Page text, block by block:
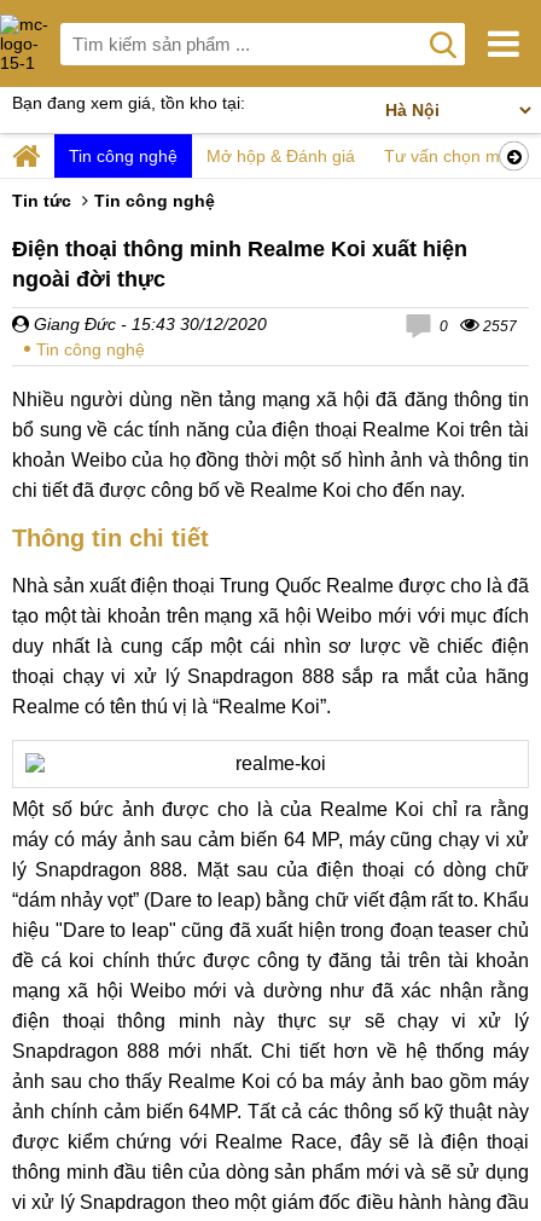
Bạn đang xem giá, tồn kho tại:
Tin công nghệ Mở hộp & Đánh giá Tư vấn chọn mua
Tin tức Tin công nghệ
Điện thoại thông minh Realme Koi xuất hiện
ngoài đời thực
Giang Đức - 15:43 30/12/2020
Tin công nghệ
0 2557
Nhiều người dùng nền tảng mạng xã hội đã đăng thông tin
bổ sung về các tính năng của điện thoại Realme Koi trên tài
khoản Weibo của họ đồng thời một số hình ảnh và thông tin
chi tiết đã được công bố về Realme Koi cho đến nay.
Thông tin chi tiết
Nhà sản xuất điện thoại Trung Quốc Realme được cho là đã
tạo một tài khoản trên mạng xã hội Weibo mới với mục đích
duy nhất là cung cấp một cái nhìn sơ lược về chiếc điện
thoại chạy vi xử lý Snapdragon 888 sắp ra mắt của hãng
Realme có tên thú vị là “Realme Koi”.
Một số bức ảnh được cho là của Realme Koi chỉ ra rằng
máy có máy ảnh sau cảm biến 64 MP, máy cũng chạy vi xử
lý Snapdragon 888. Mặt sau của điện thoại có dòng chữ
“dám nhảy vọt” (Dare to leap) bằng chữ viết đậm rất to. Khẩu
hiệu "Dare to leap" cũng đã xuất hiện trong đoạn teaser chủ
đề cá koi chính thức được công ty đăng tải trên tài khoản
mạng xã hội Weibo mới và dường như đã xác nhận rằng
điện thoại thông minh này thực sự sẽ chạy vi xử lý
Snapdragon 888 mới nhất. Chi tiết hơn về hệ thống máy
ảnh sau cho thấy Realme Koi có ba máy ảnh bao gồm máy
ảnh chính cảm biến 64MP. Tất cả các thông số kỹ thuật này
được kiểm chứng với Realme Race, đây sẽ là điện thoại
thông minh đầu tiên của dòng sản phẩm mới và sẽ sử dụng
vi xử lý Snapdragon theo một giám đốc điều hành hàng đầu